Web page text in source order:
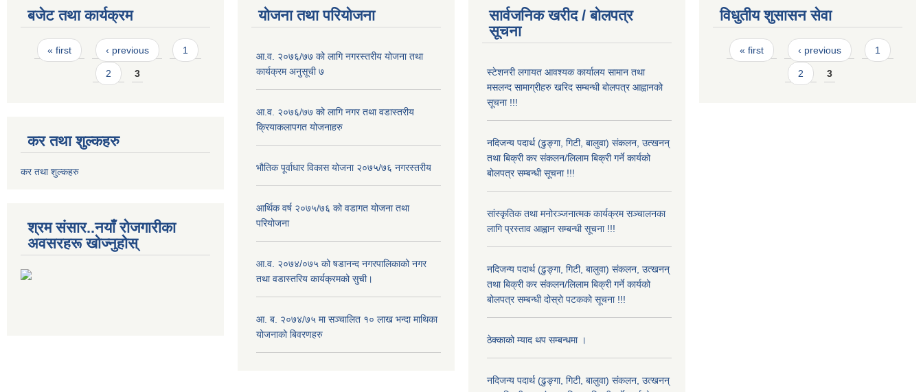
बजेट तथा कार्यक्रम
Pages
« first ‹ previous 1
2 3
कर तथा शुल्कहरु
कर तथा शुल्कहरु
श्रम संसार..नयाँ रोजगारीका
अवसरहरू खोज्नुहोस्
योजना तथा परियोजना
आ.व. २०७६/७७ को लागि नगरस्तरीय योजना तथा
कार्यक्रम अनुसूची ७
आ.व. २०७६/७७ को लागि नगर तथा वडास्तरीय
क्रियाकलापगत योजनाहरु
भौतिक पूर्वाधार विकास योजना २०७५/७६ नगरस्तरीय
आर्थिक वर्ष २०७५/७६ को वडागत योजना तथा
परियोजना
आ.व. २०७४/०७५ को षडानन्द नगरपालिकाको नगर
तथा वडास्तरिय कार्यक्रमको सुची।
आ. ब. २०७४/७५ मा सञ्चालित १० लाख भन्दा माथिका
योजनाको बिवरणहरु
सार्वजनिक खरीद / बोलपत्र
सूचना
स्टेशनरी लगायत आवश्यक कार्यालय सामान तथा
मसलन्द सामाग्रीहरु खरिद सम्बन्धी बोलपत्र आह्वानको
सूचना !!!
नदिजन्य पदार्थ (ढुङ्गा, गिटी, बालुवा) संकलन, उत्खनन्
तथा बिक्री कर संकलन/लिलाम बिक्री गर्ने कार्यको
बोलपत्र सम्बन्धी सूचना !!!
सांस्कृतिक तथा मनोरञ्जनात्मक कार्यक्रम सञ्चालनका
लागि प्रस्ताव आह्वान सम्बन्धी सूचना !!!
नदिजन्य पदार्थ (ढुङ्गा, गिटी, बालुवा) संकलन, उत्खनन्
तथा बिक्री कर संकलन/लिलाम बिक्री गर्ने कार्यको
बोलपत्र सम्बन्धी दोस्रो पटकको सूचना !!!
ठेक्काको म्याद थप सम्बन्धमा ।
नदिजन्य पदार्थ (ढुङ्गा, गिटी, बालुवा) संकलन, उत्खनन्
विधुतीय शुसासन सेवा
Pages
« first ‹ previous 1
2 3